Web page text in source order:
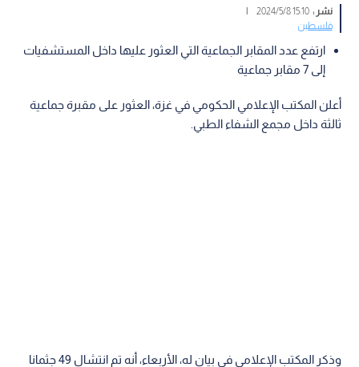
نشر :15:10 2024/5/8
|
فلسطين
ارتفع عدد المقابر الجماعية التي العثور عليها داخل المستشفيات
إلى 7 مقابر جماعية
أعلن المكتب الإعلامي الحكومي في غزة، العثور على مقبرة جماعية
ثالثة داخل مجمع الشفاء الطبي.
وذكر المكتب الإعلامي في بيان له، الأربعاء، أنه تم انتشال 49 جثمانا